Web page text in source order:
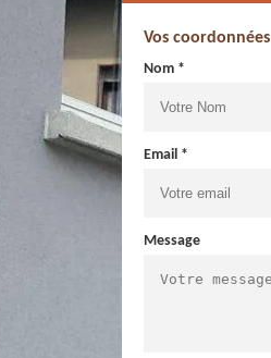
Vos coordonnées
Nom *
Email *
Message